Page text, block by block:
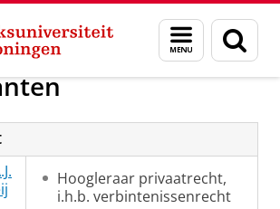
Menu
en
zoeken
Gronings Centrum voor
Hoogleraar privaatrecht,
i.h.b. verbintenissenrecht